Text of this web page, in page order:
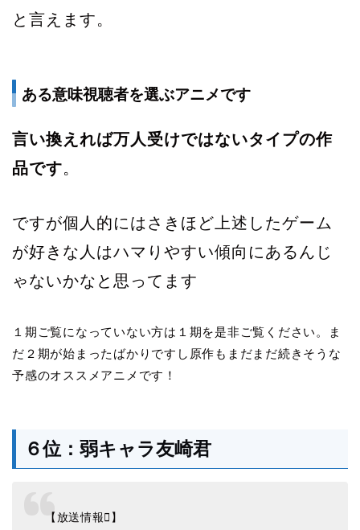
と言えます。
ある意味視聴者を選ぶアニメです
言い換えれば万人受けではないタイプの作
品です。
ですが個人的にはさきほど上述したゲーム
が好きな人はハマりやすい傾向にあるんじ
ゃないかなと思ってます
１期ご覧になっていない方は１期を是非ご覧ください。ま
だ２期が始まったばかりですし原作もまだまだ続きそうな
予感のオススメアニメです！
６位：弱キャラ友崎君
【放送情報】